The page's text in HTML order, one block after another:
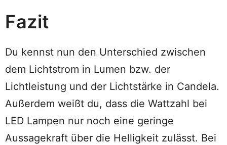
Fazit
Du kennst nun den Unterschied zwischen
dem Lichtstrom in Lumen bzw. der
Lichtleistung und der Lichtstärke in Candela.
Außerdem weißt du, dass die Wattzahl bei
LED Lampen nur noch eine geringe
Aussagekraft über die Helligkeit zulässt. Bei